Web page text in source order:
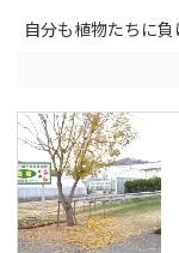
自分も植物たちに